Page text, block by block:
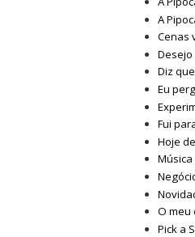
A
Cenas
Diz
Eu
Fui
Hoje
O meu
Pick a